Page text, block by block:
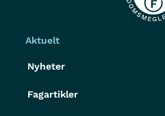
Aktuelt
Nyheter
Fagartikler